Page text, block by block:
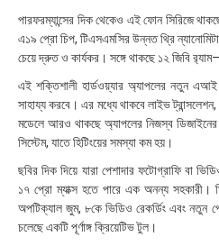
পারফরম্যান্সের দিক থেকেও এই ফোন সিরিজে
এ১৯ প্রো চিপ, টিএসএমসির উন্নত থ্রি
চেয়ে দ্রুত ও কার্যকর। সঙ্গে থাকছে ১২ জিবি
এই শক্তিশালী হার্ডওয়্যার অ্যাপলের নতুন এআই
সাহায্য করবে। এর মধ্যে থাকবে লাইভ ট্রান্সলেশন,
মডেলে আরও থাকছে অ্যাপলের নিজস্ব ডিজাইনের
সিস্টেম, যাতে হিটিংয়ের সমস্যা কম হয়।
ছবির দিক দিয়ে যারা পেশাদার ফটোগ্রাফি বা
১৭ প্রো ম্যাক্স হতে পারে এক অনন্য সহকারী।
অপটিক্যাল জুম, ৮কে ভিডিও রেকর্ডিং এবং নতুন
চলেছে একটি পূর্ণাঙ্গ ক্রিয়েটিভ টুল।